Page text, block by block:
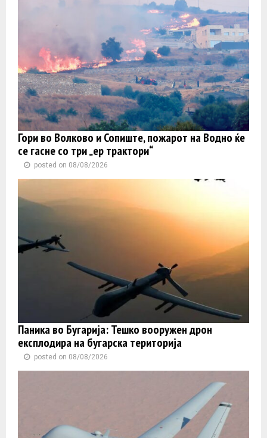
Гори во Волково и Сопиште, пожарот на Водно ќе
се гасне со три „ер трактори“
posted on 08/08/2026
Паника во Бугарија: Тешко вооружен дрон
експлодира на бугарска територија
posted on 08/08/2026